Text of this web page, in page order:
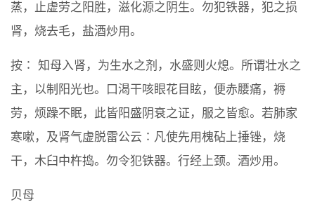
蒸，止虚劳之阳胜，滋化源之阴生。勿犯铁器，犯之损
肾，烧去毛，盐酒炒用。
按∶ 知母入肾，为生水之剂，水盛则火熄。所谓壮水之
主，以制阳光也。口渴干咳眼花目眩，便赤腰痛，褥
劳，烦躁不眠，此皆阳盛阴衰之证，服之皆愈。若肺家
寒嗽，及肾气虚脱雷公云∶凡使先用槐砧上捶锉，烧
干，木臼中杵捣。勿令犯铁器。行经上颈。酒炒用。
贝母